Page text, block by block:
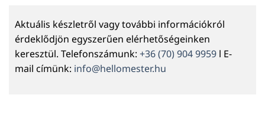
Aktuális készletről vagy további információkról
érdeklődjön egyszerűen elérhetőségeinken
keresztül. Telefonszámunk: +36 (70) 904 9959 l E-
mail címünk: info@hellomester.hu